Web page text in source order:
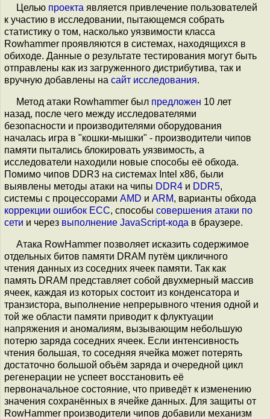
Целью проекта является привлечение пользователей
к участию в исследовании, пытающемся собрать
статистику о том, насколько уязвимости класса
Rowhammer проявляются в системах, находящихся в
обиходе. Данные о результате тестирования могут быть
отправлены как из загруженного дистрибутива, так и
вручную добавлены на сайт исследования.
Метод атаки Rowhammer был предложен 10 лет
назад, после чего между исследователями
безопасности и производителями оборудования
началась игра в "кошки-мышки" - производители чипов
памяти пытались блокировать уязвимость, а
исследователи находили новые способы её обхода.
Помимо чипов DDR3 на системах Intel x86, были
выявлены методы атаки на чипы DDR4 и DDR5,
системы с процессорами AMD и ARM, варианты обхода
коррекции ошибок ECC, способы совершения атаки по
сети и через выполнение JavaScript-кода в браузере.
Атака RowHammer позволяет исказить содержимое
отдельных битов памяти DRAM путём цикличного
чтения данных из соседних ячеек памяти. Так как
память DRAM представляет собой двухмерный массив
ячеек, каждая из которых состоит из конденсатора и
транзистора, выполнение непрерывного чтения одной и
той же области памяти приводит к флуктуации
напряжения и аномалиям, вызывающим небольшую
потерю заряда соседних ячеек. Если интенсивность
чтения большая, то соседняя ячейка может потерять
достаточно большой объём заряда и очередной цикл
регенерации не успеет восстановить её
первоначальное состояние, что приведёт к изменению
значения сохранённых в ячейке данных. Для защиты от
RowHammer производители чипов добавили механизм